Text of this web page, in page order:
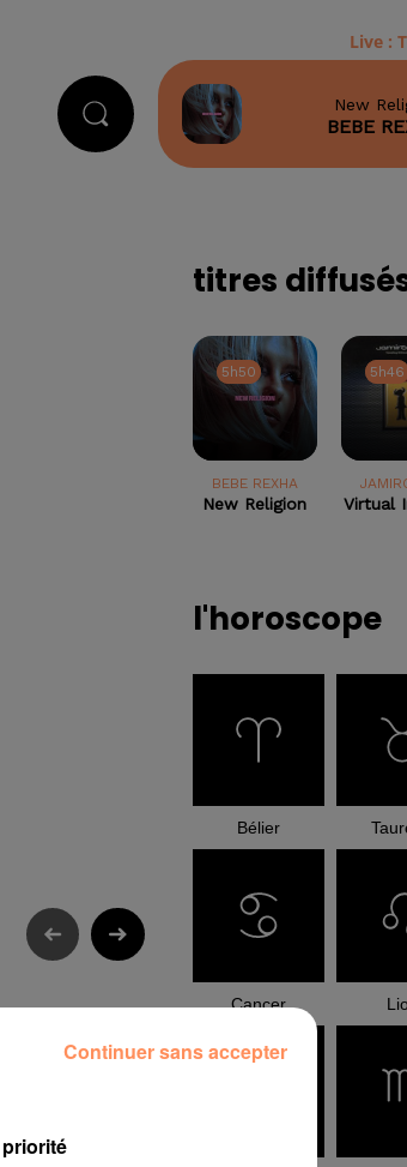
Live :
New
BEBE
titres
5h50
5h50
BEBE REXHA
New Religion
5h46
5h46
Virtual
l'horoscope
Bélier
Cancer
Continuer sans accepter